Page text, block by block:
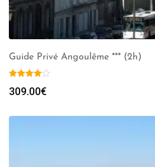
Guide Privé Angoulême *** (2h)
309.00€